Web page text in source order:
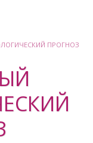
ПРОГНОЗ